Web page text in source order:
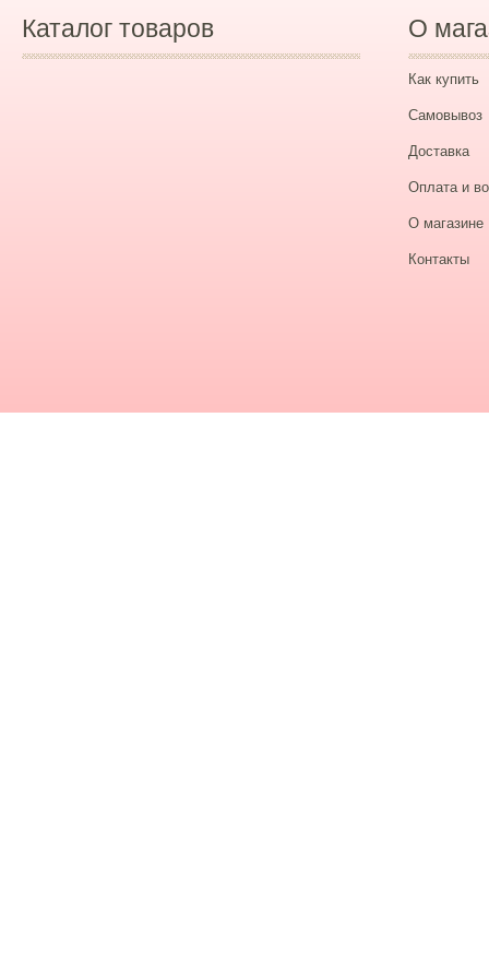
Каталог товаров О
Как купить
Самовывоз
Доставка
Оплата и
О магазине
Контакты